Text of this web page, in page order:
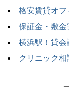
格安賃貸オフ
保証金・敷金
横浜駅！貸会
クリニック